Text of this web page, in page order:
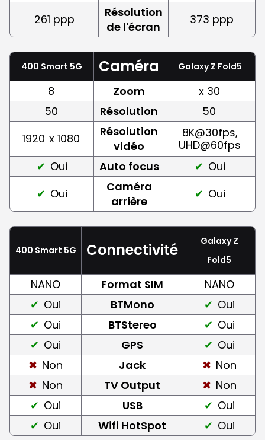
261 ppp
Résolution
de l'écran
373 ppp
400 Smart 5G Caméra Galaxy Z Fold5
8 Zoom
x 30
50
Résolution
50
1920 x 1080
Résolution
vidéo
8K@30fps,
UHD@60fps
Oui
Auto focus
Oui
Oui
Caméra
arrière
Oui
400 Smart 5G Connectivité
Galaxy Z
Fold5
NANO Format SIM
NANO
Oui
BTMono
Oui
Oui
BTStereo
Oui
Oui
GPS
Oui
Non
Jack
Non
Non
TV Output
Non
Oui
USB
Oui
Oui
Wifi HotSpot Oui